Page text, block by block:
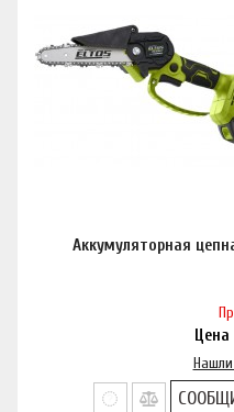
Аккумуляторная
Цена